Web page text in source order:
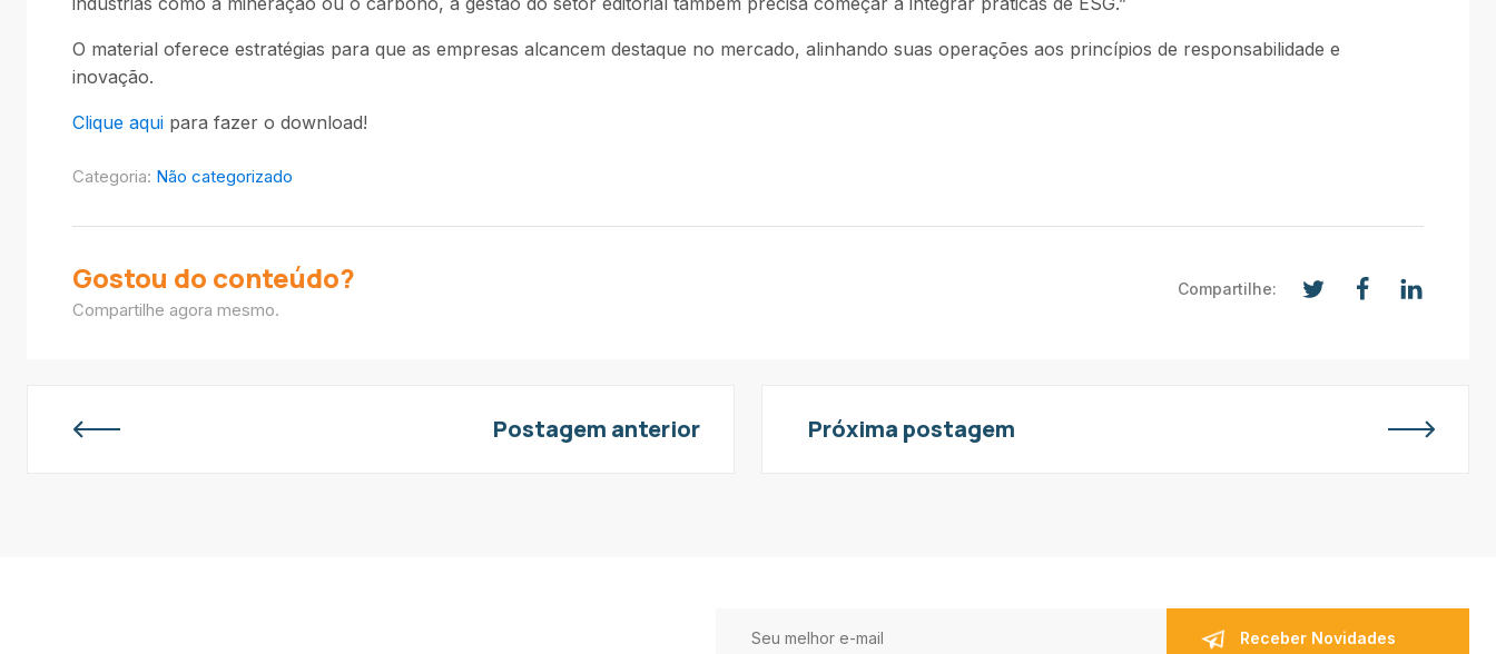
O material oferece estratégias para que as empresas alcancem destaque no mercado, alinhando suas operações aos princípios de responsabilidade e
inovação.
Clique aqui para fazer o download!
Categoria: Não categorizado
Gostou do conteúdo?
Compartilhe agora mesmo.
Compartilhe:
Postagem anterior Próxima postagem